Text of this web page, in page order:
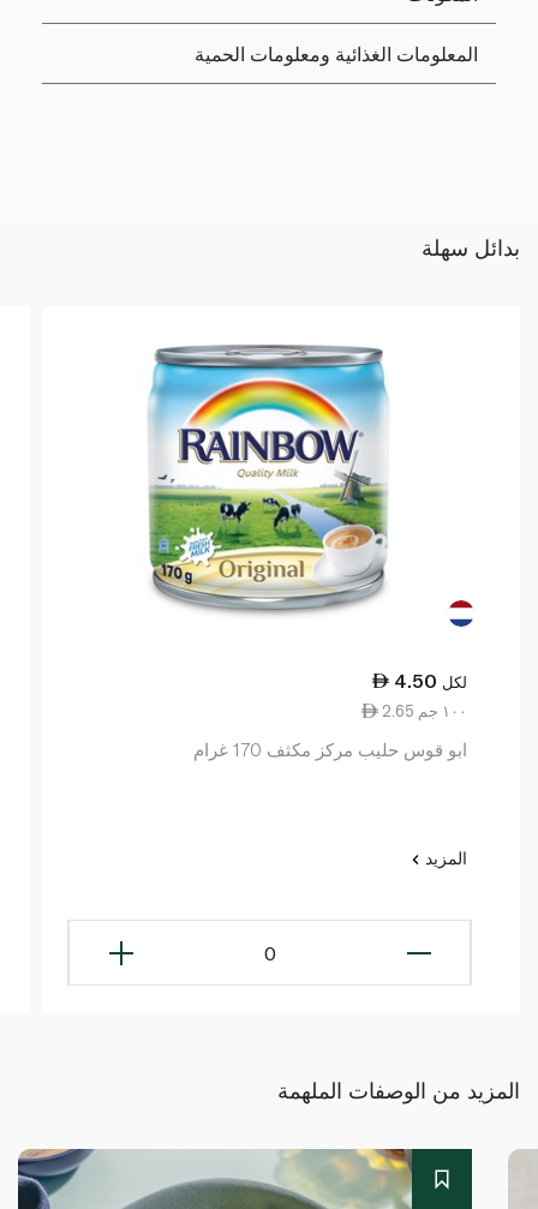
المعلومات الغذائية ومعلومات الحمية
بدائل سهلة
4.50 لكل
2.65 ١٠٠ جم
ابو قوس حليب مركز مكثف 170 غرام
المزيد
0
المزيد من الوصفات الملهمة